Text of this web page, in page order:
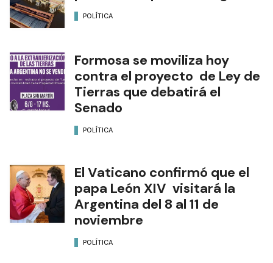
POLÍTICA
Formosa se moviliza hoy
contra el proyecto de Ley de
Tierras que debatirá el
Senado
POLÍTICA
El Vaticano confirmó que el
papa León XIV visitará la
Argentina del 8 al 11 de
noviembre
POLÍTICA